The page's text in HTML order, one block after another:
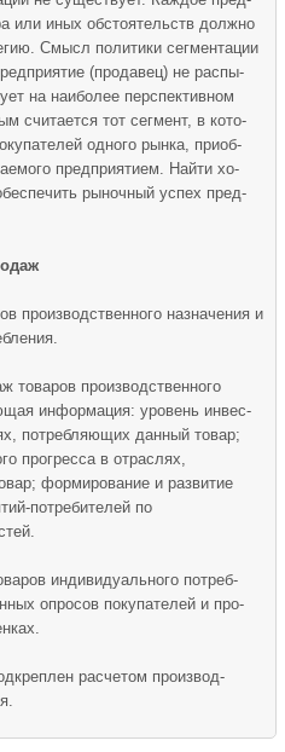
или иных обстоятельств должно
Смысл политики сегментации
(продавец) не распы­
на наиболее перспективном
считается тот сегмент, в кото­
одного рынка, приоб­
предприятием. Найти хо­
рыночный успех пред­
производственного назначения и
товаров производственного
информация: уровень инвес­
потребляющих данный товар;
прогресса в отраслях,
формирование и развитие
потребителей по
индивидуального потреб­
опросов покупателей и про­
расчетом производ­